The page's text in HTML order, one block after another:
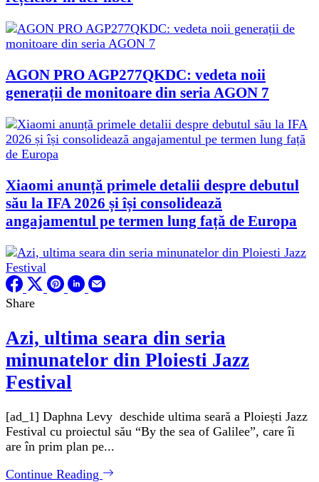
AGON PRO AGP277QKDC: vedeta noii
generații de monitoare din seria AGON 7
Xiaomi anunță primele detalii despre debutul
său la IFA 2026 și își consolidează
angajamentul pe termen lung față de Europa
Share
Azi, ultima seara din seria
minunatelor din Ploiesti Jazz
Festival
[ad_1] Daphna Levy deschide ultima seară a Ploiești Jazz
Festival cu proiectul său “By the sea of Galilee”, care îi
are în prim plan pe...
Continue Reading